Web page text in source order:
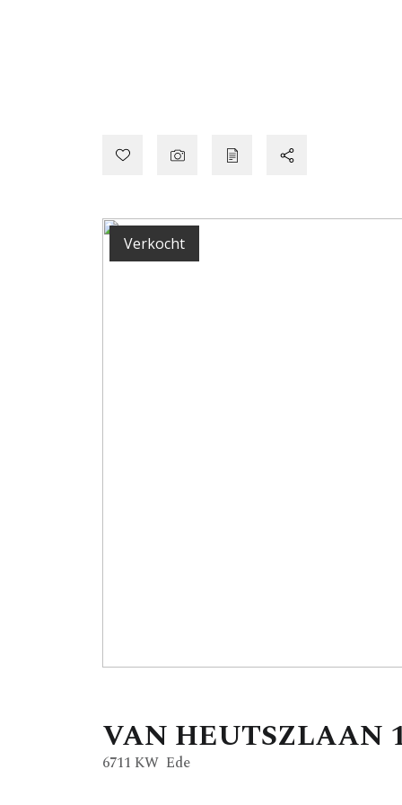
Verkocht
VAN HEUTSZLAAN
6711 KW Ede